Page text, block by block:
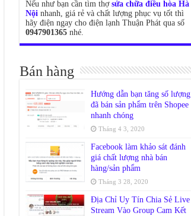
Nếu như bạn cần tìm thợ sửa chữa điều hòa Hà
Nộinhanh, giá rẻ và chất lượng phục vụ tốt thì
hãy điện ngay cho điện lạnh Thuận Phát qua số
0947901365nhé.
Bán hàng
Hướng dẫn bạn tăng số lượng
đã bán sản phẩm trên Shopee
nhanh chóng
Tháng 4 3, 2020
Facebook làm khảo sát đánh
giá chất lượng nhà bán
hàng/sản phẩm
Tháng 3 28, 2020
Địa Chỉ Uy Tín Chia Sẻ Live
Stream Vào Group Cam Kết